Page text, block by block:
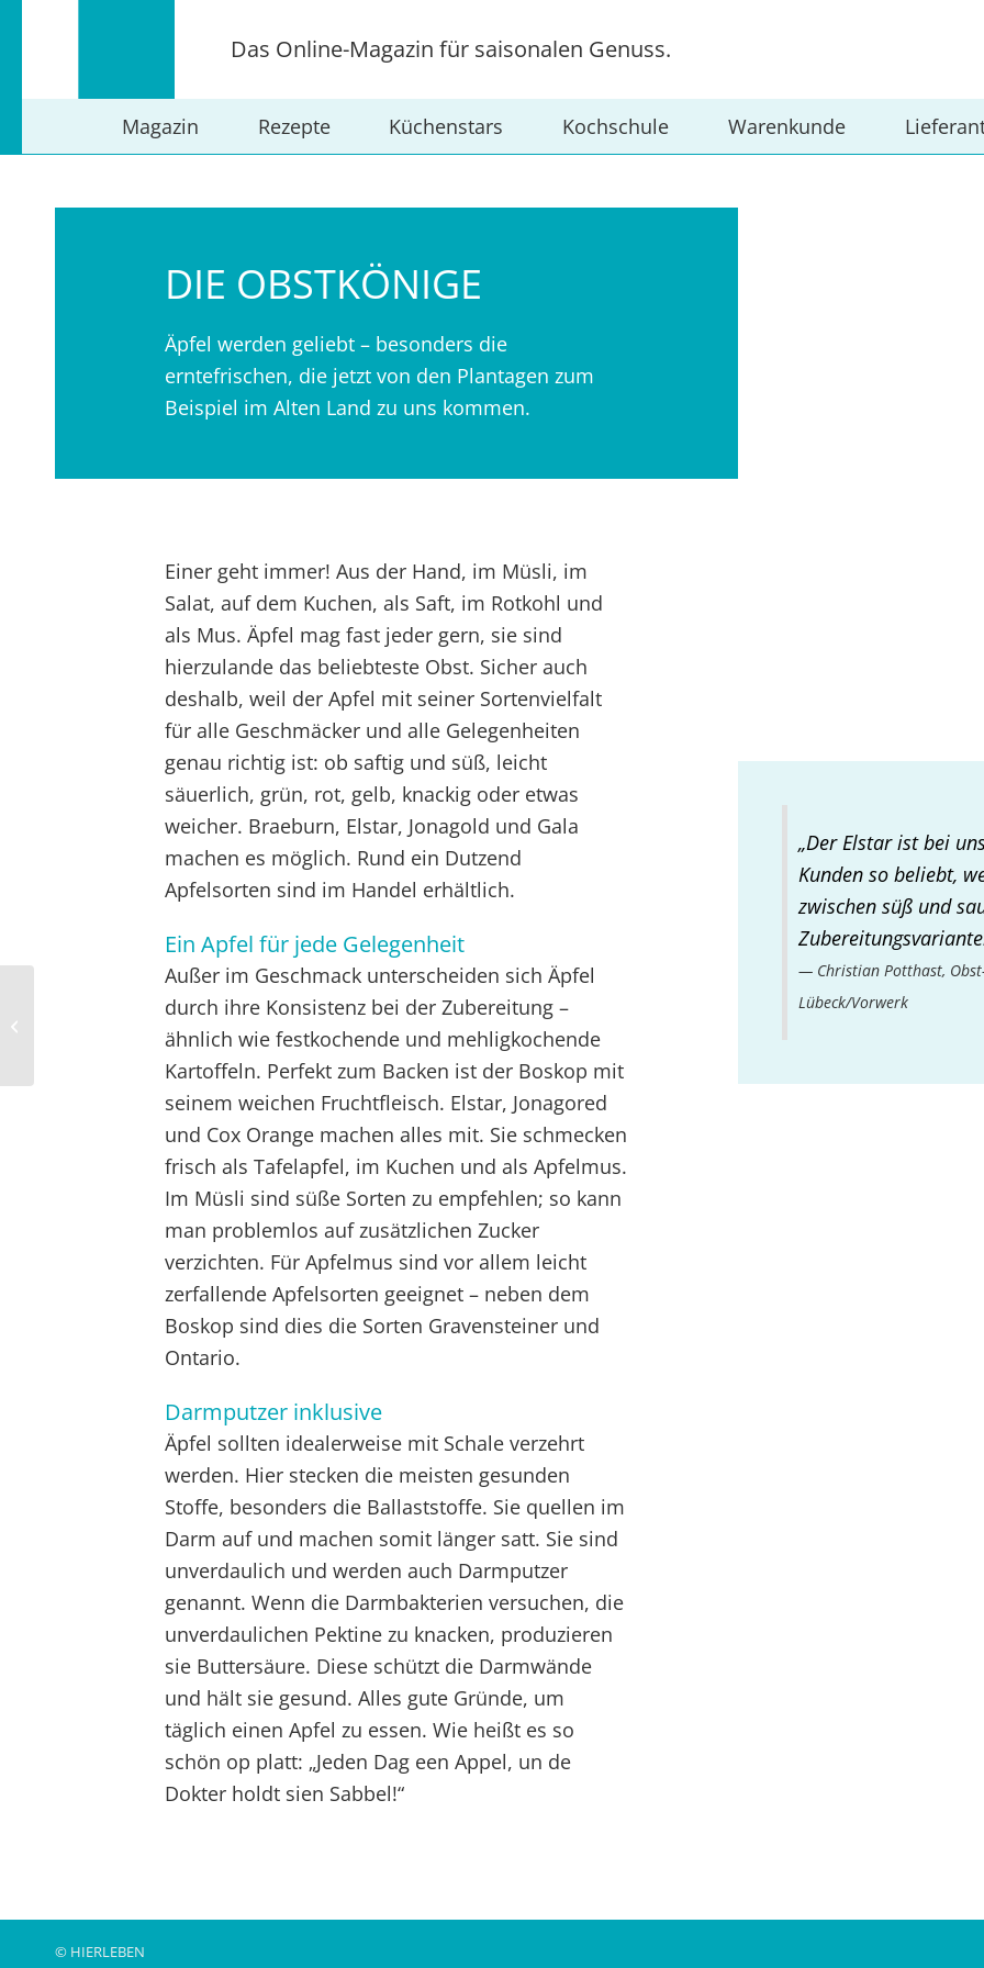
Das Online-Magazin für saisonalen Genuss.
Magazin Rezepte Küchenstars Kochschule Warenkunde
DIE OBSTKÖNIGE
Äpfel werden geliebt – besonders die
erntefrischen, die jetzt von den Plantagen zum
Beispiel im Alten Land zu uns kommen.
„Der Elstar ist bei
Kunden so beliebt,
zwischen süß und
Christian Potthast,
Lübeck/Vorwerk
Einer geht immer! Aus der Hand, im Müsli, im
Salat, auf dem Kuchen, als Saft, im Rotkohl und
als Mus. Äpfel mag fast jeder gern, sie sind
hierzulande das beliebteste Obst. Sicher auch
deshalb, weil der Apfel mit seiner Sortenvielfalt
für alle Geschmäcker und alle Gelegenheiten
genau richtig ist: ob saftig und süß, leicht
säuerlich, grün, rot, gelb, knackig oder etwas
weicher. Braeburn, Elstar, Jonagold und Gala
machen es möglich. Rund ein Dutzend
Apfelsorten sind im Handel erhältlich.
Ein Apfel für jede Gelegenheit
Außer im Geschmack unterscheiden sich Äpfel
durch ihre Konsistenz bei der Zubereitung –
ähnlich wie festkochende und mehligkochende
Kartoffeln. Perfekt zum Backen ist der Boskop mit
seinem weichen Fruchtfleisch. Elstar, Jonagored
und Cox Orange machen alles mit. Sie schmecken
frisch als Tafelapfel, im Kuchen und als Apfelmus.
Im Müsli sind süße Sorten zu empfehlen; so kann
man problemlos auf zusätzlichen Zucker
verzichten. Für Apfelmus sind vor allem leicht
zerfallende Apfelsorten geeignet – neben dem
Boskop sind dies die Sorten Gravensteiner und
Ontario.
Darmputzer inklusive
Äpfel sollten idealerweise mit Schale verzehrt
werden. Hier stecken die meisten gesunden
Stoffe, besonders die Ballaststoffe. Sie quellen im
Darm auf und machen somit länger satt. Sie sind
unverdaulich und werden auch Darmputzer
genannt. Wenn die Darmbakterien versuchen, die
unverdaulichen Pektine zu knacken, produzieren
sie Buttersäure. Diese schützt die Darmwände
und hält sie gesund. Alles gute Gründe, um
täglich einen Apfel zu essen. Wie heißt es so
schön op platt: „Jeden Dag een Appel, un de
Dokter holdt sien Sabbel!“
© HIERLEBEN